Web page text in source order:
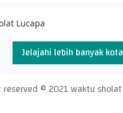
Lucapa
Jelajahi lebih banyak kota
reserved © 2021waktu sholat